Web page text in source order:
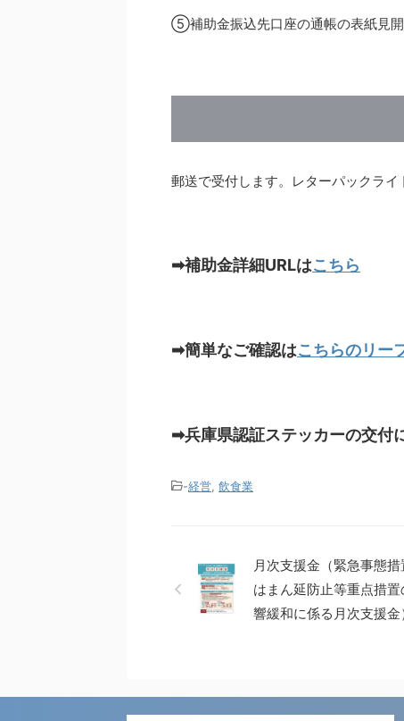
⑤補助金振込先口座の通帳の表紙見開
郵送で受付します。レターパックライ
➡補助金詳細URLはこちら
➡簡単なご確認はこちらのリー
➡兵庫県認証ステッカーの交付
-経営 飲食業
月次支援金（緊急事態措
はまん延防止等重点措置
響緩和に係る月次支援金